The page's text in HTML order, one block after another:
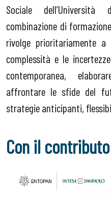
Sociale
combinazione di
rivolge prioritariamente a
complessità e le
contemporanea,
affrontare le sfide del
strategie anticipanti,
Con il